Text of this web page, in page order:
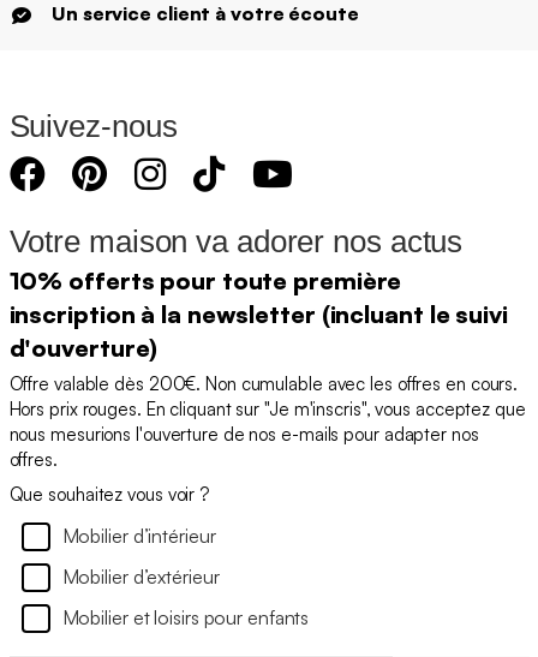
Un service client à votre écoute
Suivez-nous
Votre maison va adorer nos actus
10% offerts pour toute première
inscription à la newsletter (incluant le suivi
d'ouverture)
Offre valable dès 200€. Non cumulable avec les offres en cours.
Hors prix rouges. En cliquant sur "Je m'inscris", vous acceptez que
nous mesurions l'ouverture de nos e-mails pour adapter nos
offres.
Que souhaitez vous voir ?
Mobilier d’intérieur
Mobilier d’extérieur
Mobilier et loisirs pour enfants